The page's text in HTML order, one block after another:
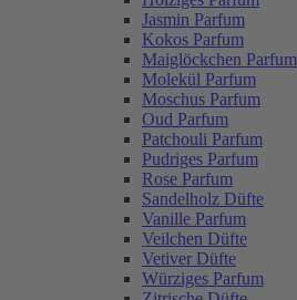
Jasmin Parfum
Kokos Parfum
Maiglöckchen Parfum
Molekül Parfum
Moschus Parfum
Oud Parfum
Patchouli Parfum
Pudriges Parfum
Rose Parfum
Sandelholz Düfte
Vanille Parfum
Veilchen Düfte
Vetiver Düfte
Würziges Parfum